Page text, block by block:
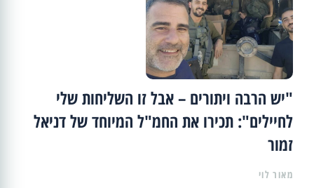
"יש הרבה ויתורים – אבל זו השליחות שלי
לחיילים": תכירו את החמ"ל המיוחד של דניאל
זמור
מאור לוי